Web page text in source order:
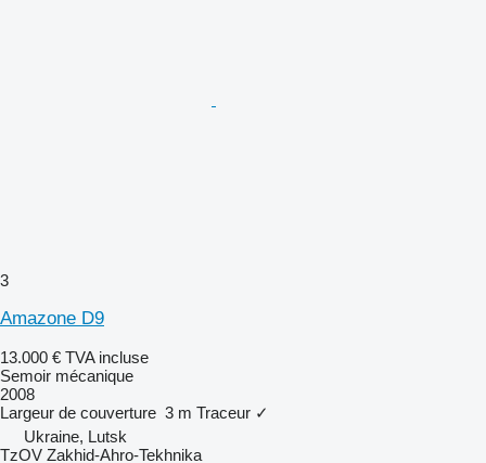
3
Amazone D9
13.000 € TVA incluse
Semoir mécanique
2008
Largeur de couverture 3 m Traceur ✓
Ukraine, Lutsk
TzOV Zakhid-Ahro-Tekhnika